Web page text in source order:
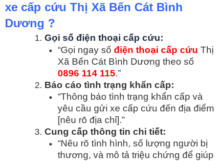
xe cấp cứu Thị Xã Bến Cát Bình
Dương ?
Gọi số điện thoại cấp cứu:
“Gọi ngay số điện thoại cấp cứu Thị
Xã Bến Cát Bình Dương theo số
0896 114 115.”
Báo cáo tình trạng khẩn cấp:
“Thông báo tình trạng khẩn cấp và
yêu cầu gửi xe cấp cứu đến địa điểm
[nêu rõ địa chỉ].”
Cung cấp thông tin chi tiết:
“Nêu rõ tình hình, số lượng người bị
thương, và mô tả triệu chứng để giúp